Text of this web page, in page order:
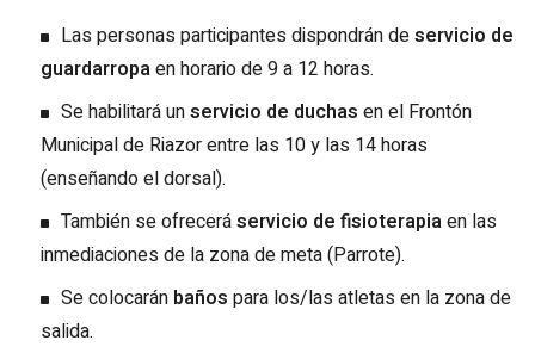
Las personas participantes dispondrán deservicio de
guardarropaen horario de 9 a 12 horas.
Se habilitará unservicio de duchas en el Frontón
Municipal de Riazor entre las 10 y las 14 horas
(enseñando el dorsal).
También se ofreceráservicio de fisioterapiaen las
inmediaciones de la zona de meta (Parrote).
Se colocarán baños para los/las atletas en la zona de
salida.